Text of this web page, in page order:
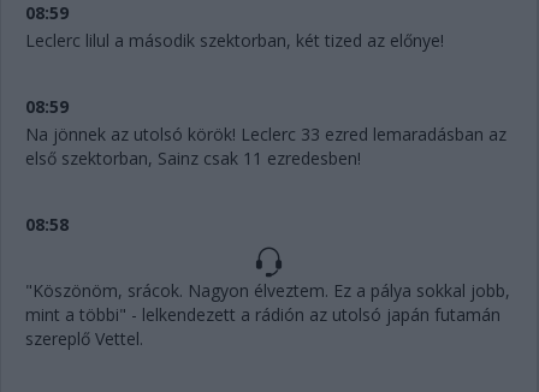
08:59
Leclerc lilul a második szektorban, két tized az előnye!
08:59
Na jönnek az utolsó körök! Leclerc 33 ezred lemaradásban az
első szektorban, Sainz csak 11 ezredesben!
08:58
"Köszönöm, srácok. Nagyon élveztem. Ez a pálya sokkal jobb,
mint a többi" - lelkendezett a rádión az utolsó japán futamán
szereplő Vettel.